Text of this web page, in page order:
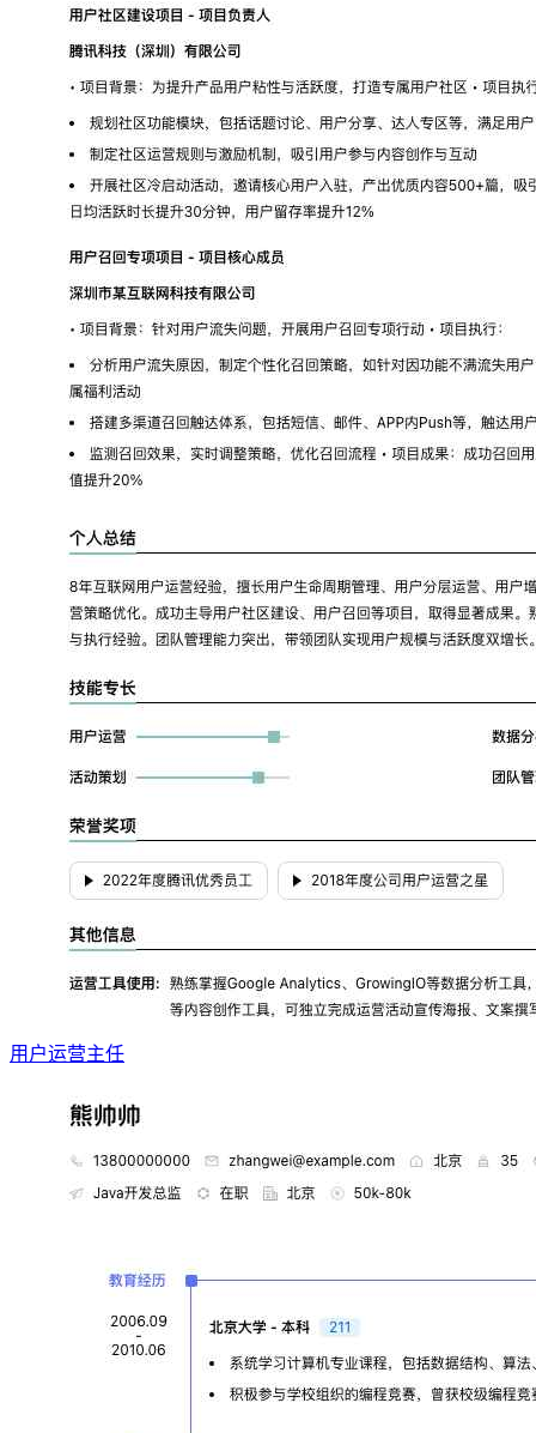
用户运营主任